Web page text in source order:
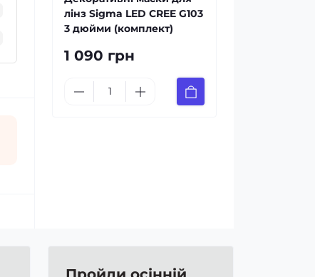
лінз Sigma LED CREE G103
3 дюйми (комплект)
1 090 грн